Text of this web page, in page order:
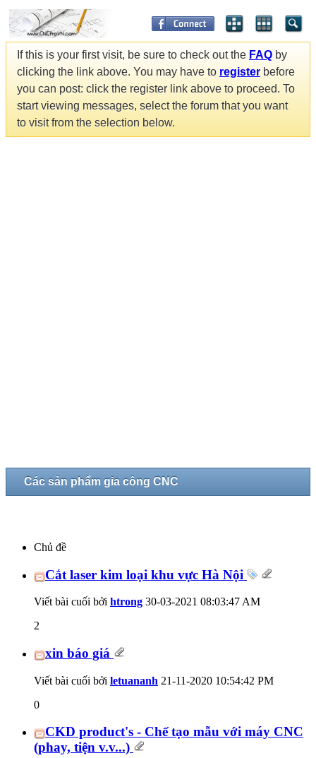
If this is your first visit, be sure to check out the FAQ by
clicking the link above. You may have to register before
you can post: click the register link above to proceed. To
start viewing messages, select the forum that you want
to visit from the selection below.
Các sản phẩm gia công CNC
Chủ đề
Cắt laser kim loại khu vực Hà Nội
Viết bài cuối bởi htrong 30-03-2021 08:03:47 AM
2
xin báo giá
Viết bài cuối bởi letuananh 21-11-2020 10:54:42 PM
0
CKD product's - Chế tạo mẫu với máy CNC
(phay, tiện v.v...)